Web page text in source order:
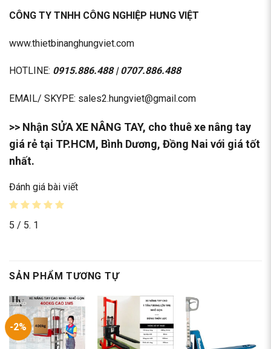
CÔNG TY TNHH CÔNG NGHIỆP HƯNG VIỆT
www.thietbinanghungviet.com
HOTLINE: 0915.886.488|0707.886.488
EMAIL/ SKYPE: sales2.hungviet@gmail.com
>> Nhận SỬA XE NÂNG TAY, cho thuê xe nâng tay
giá rẻ tại TP.HCM, Bình Dương, Đồng Nai với giá tốt
nhất.
Đánh giá bài viết
5 / 5. 1
SẢN PHẨM TƯƠNG TỰ
-2%